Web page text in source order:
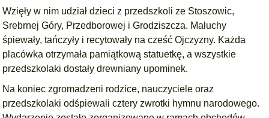
Wzięły w nim udział dzieci z przedszkoli ze Stoszowic,
Srebrnej Góry, Przedborowej i Grodziszcza. Maluchy
śpiewały, tańczyły i recytowały na cześć Ojczyzny. Każda
placówka otrzymała pamiątkową statuetkę, a wszystkie
przedszkolaki dostały drewniany upominek.
Na koniec zgromadzeni rodzice, nauczyciele oraz
przedszkolaki odśpiewali cztery zwrotki hymnu narodowego.